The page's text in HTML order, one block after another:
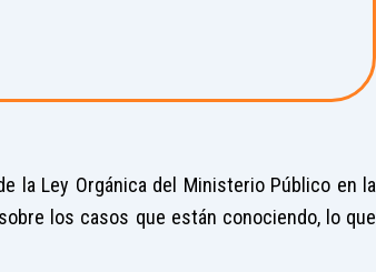
la Ley Orgánica del Ministerio Público en la
los casos que están conociendo, lo que